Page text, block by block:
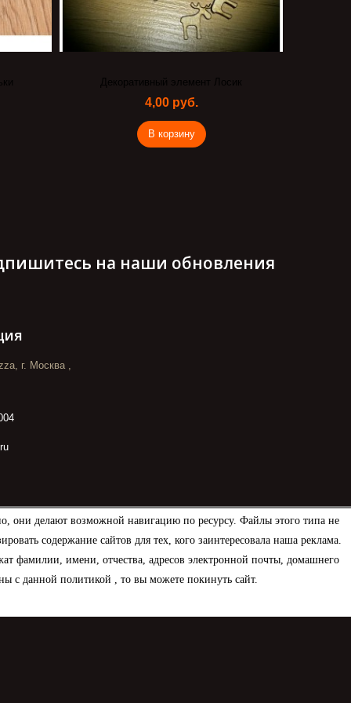
они делают возможной навигацию по ресурсу. Файлы этого типа не
содержание сайтов для тех, кого заинтересовала наша реклама.
фамилии, имени, отчества, адресов электронной почты, домашнего
с данной политикой , то вы можете покинуть сайт.
Декоративный элемент Лосик
4,00 руб.
В корзину
на наши обновления
г. Москва ,